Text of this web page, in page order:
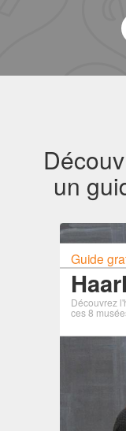
un
Guide
Découvrez
ces 8